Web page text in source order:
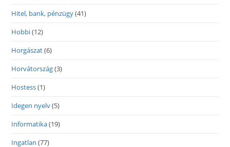
Hitel, bank, pénzügy(41)
Hobbi(12)
Horgászat(6)
Horvátország(3)
Hostess(1)
Idegen nyelv(5)
Informatika(19)
Ingatlan (77)